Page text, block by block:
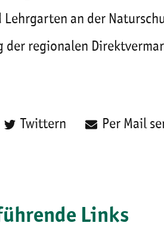
Lehrgarten an der
der regionalen
Twittern Per Mail
Links